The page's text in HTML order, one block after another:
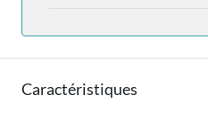
Caractéristiques